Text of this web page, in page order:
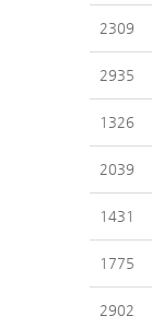
2309
2935
1326
2039
1431
1775
2902